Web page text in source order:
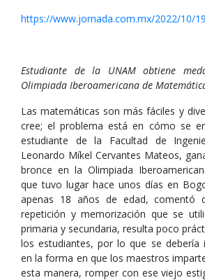
https://www.jornada.com.mx/2022/10/
Estudiante de la UNAM obtiene
Olimpiada Iberoamericana de
Las matemáticas son más fáciles y
cree; el problema está en cómo se
estudiante de la Facultad de
Leonardo Míkel Cervantes Mateos,
bronce en la Olimpiada
que tuvo lugar hace unos días en
apenas 18 años de edad, comentó
repetición y memorización que se
primaria y secundaria, resulta poco
los estudiantes, por lo que se debería
en la forma en que los maestros
esta manera, romper con ese viejo